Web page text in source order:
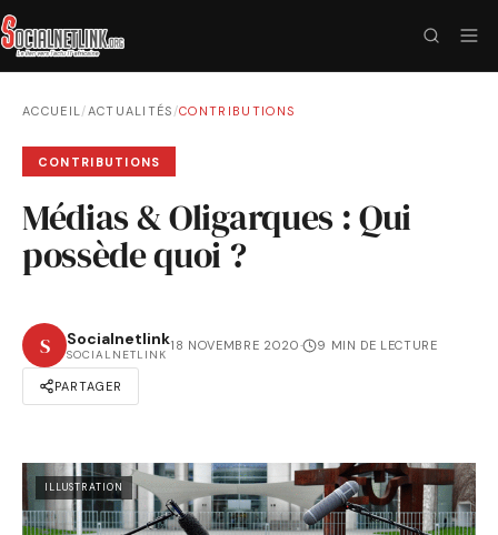
ACCUEIL/ACTUALITÉS /CONTRIBUTIONS
CONTRIBUTIONS
Médias & Oligarques : Qui
possède quoi ?
S Socialnetlink
SOCIALNETLINK
18 NOVEMBRE 2020· 9 MIN DE LECTURE
PARTAGER
ILLUSTRATION